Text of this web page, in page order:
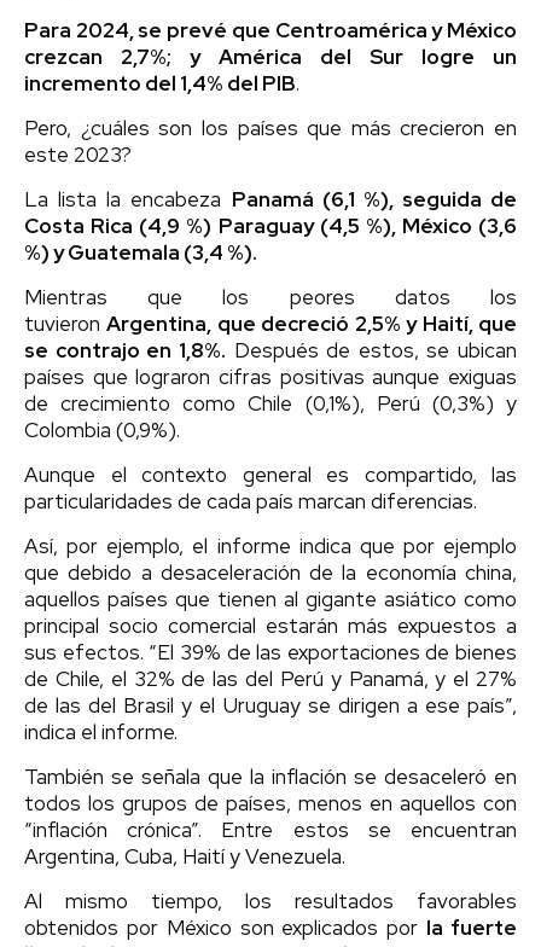
Para 2024, se prevé que Centroamérica y México
crezcan 2,7%; y América del Sur logre un
incremento del 1,4% del PIB.
Pero, ¿cuáles son los países que más crecieron en
este 2023?
La lista la encabeza Panamá (6,1 %), seguida de
Costa Rica (4,9 %) Paraguay (4,5 %), México (3,6
%) y Guatemala (3,4 %).
Mientras que los peores datos los
tuvieronArgentina, que decreció 2,5% y Haití, que
se contrajo en 1,8%. Después de estos, se ubican
países que lograron cifras positivas aunque exiguas
de crecimiento como Chile (0,1%), Perú (0,3%) y
Colombia (0,9%).
Aunque el contexto general es compartido, las
particularidades de cada país marcan diferencias.
Así, por ejemplo, el informe indica que por ejemplo
que debido a desaceleración de la economía china,
aquellos países que tienen al gigante asiático como
principal socio comercial estarán más expuestos a
sus efectos. “El 39% de las exportaciones de bienes
de Chile, el 32% de las del Perú y Panamá, y el 27%
de las del Brasil y el Uruguay se dirigen a ese país”,
indica el informe.
También se señala que la inflación se desaceleró en
todos los grupos de países, menos en aquellos con
“inflación crónica”. Entre estos se encuentran
Argentina, Cuba, Haití y Venezuela.
Al mismo tiempo, los resultados favorables
obtenidos por México son explicados por la fuerte